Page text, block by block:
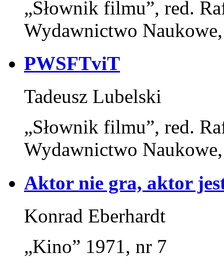
„Słownik filmu”, red.
Wydawnictwo
PWSFTviT
Tadeusz Lubelski
„Słownik filmu”, red.
Wydawnictwo
Aktor nie gra, aktor
Konrad Eberhardt
„Kino” 1971, nr 7